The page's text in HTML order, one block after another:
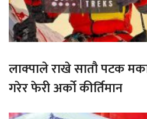
लाक्पाले राखे सातौ पटक
गरेर फेरी अर्को कीर्तिमान